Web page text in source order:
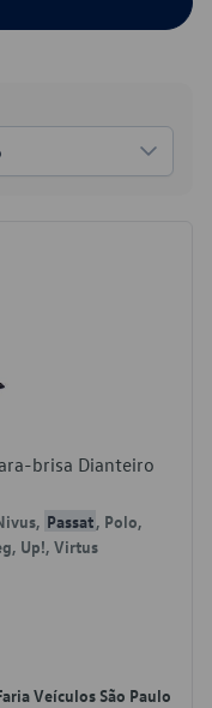
brisa Dianteiro
Passat, Polo,
Up!, Virtus
Veículos São Paulo